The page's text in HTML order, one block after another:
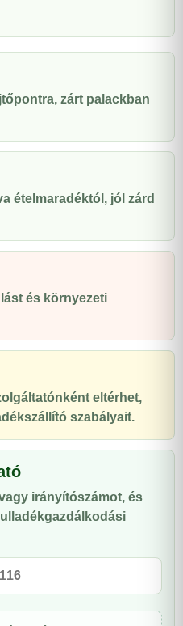
zárt palackban
ételmaradéktól, jól zárd
és környezeti
eltérhet,
szabályait.
irányítószámot, és